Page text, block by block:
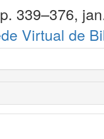
339–376,
Virtual de